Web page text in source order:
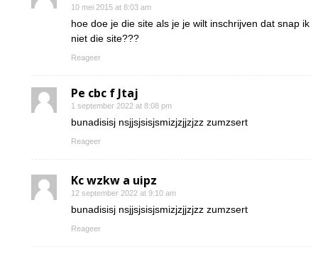
10 mei 2015 at 8:03 am
hoe doe je die site als je je wilt inschrijven dat snap ik
niet die site???
Reageer
Pe cbc f Jtaj
1 september 2022 at 8:08 pm
bunadisisj nsjjsjsisjsmizjzjjzjzz zumzsert
Reageer
Kc wzkw a uipz
12 september 2022 at 9:10 am
bunadisisj nsjjsjsisjsmizjzjjzjzz zumzsert
Reageer